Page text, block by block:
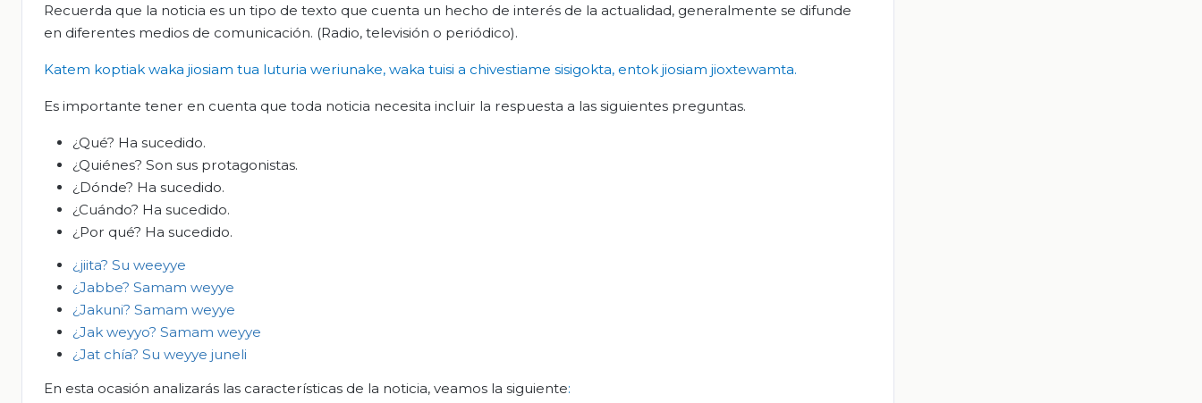
Recuerda que la noticia es un tipo de texto que cuenta un hecho de interés de la actualidad, generalmente se difunde
en diferentes medios de comunicación. (Radio, televisión o periódico).
Katem koptiak waka jiosiam tua luturia weriunake, waka tuisi a chivestiame sisigokta, entok jiosiam jioxtewamta.
Es importante tener en cuenta que toda noticia necesita incluir la respuesta a las siguientes preguntas.
¿Qué? Ha sucedido.
¿Quiénes? Son sus protagonistas.
¿Dónde? Ha sucedido.
¿Cuándo? Ha sucedido.
¿Por qué? Ha sucedido.
¿ jiita? Su weeyye
¿Jabbe? Samam weyye
¿Jakuni? Samam weyye
¿Jak weyyo? Samam weyye
¿Jat chía? Su weyye juneli
En esta ocasión analizarás las características de la noticia, veamos la siguiente: